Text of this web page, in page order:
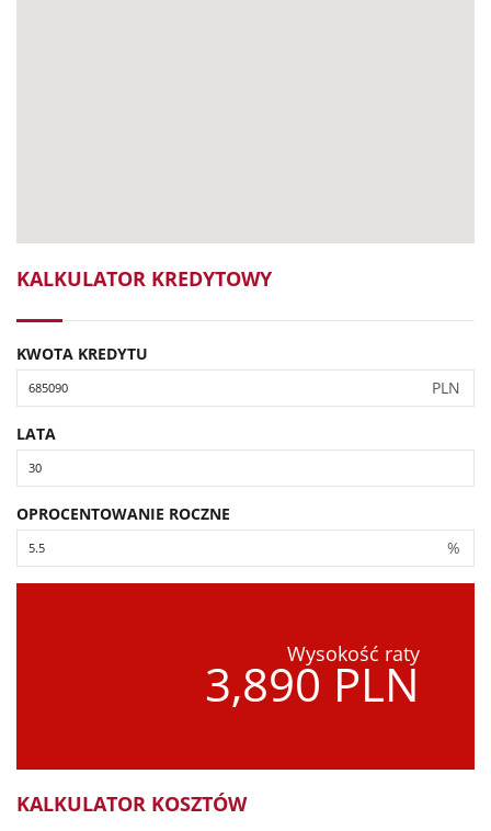
KALKULATOR KREDYTOWY
KWOTA KREDYTU
PLN
LATA
OPROCENTOWANIE ROCZNE
%
Wysokość raty
3,890 PLN
KALKULATOR KOSZTÓW